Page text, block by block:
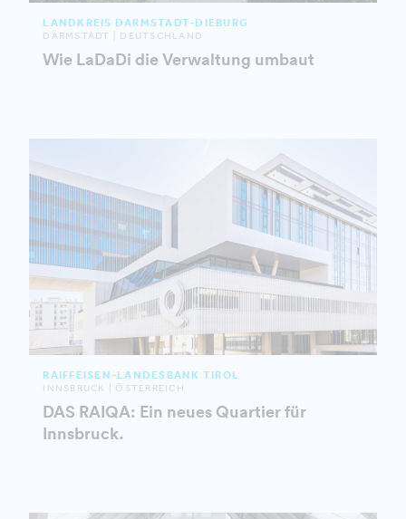
LANDKREIS DARMSTADT-DIEBURG
DARMSTADT | DEUTSCHLAND
Wie LaDaDi die Verwaltung umbaut
RAIFFEISEN-LANDESBANK TIROL
INNSBRUCK | ÖSTERREICH
DAS RAIQA: Ein neues Quartier für
Innsbruck.